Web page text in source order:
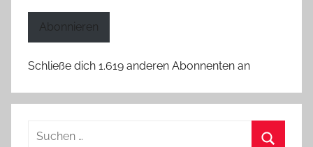
Abonnieren
Schließe dich 1.619 anderen Abonnenten an
Suchen